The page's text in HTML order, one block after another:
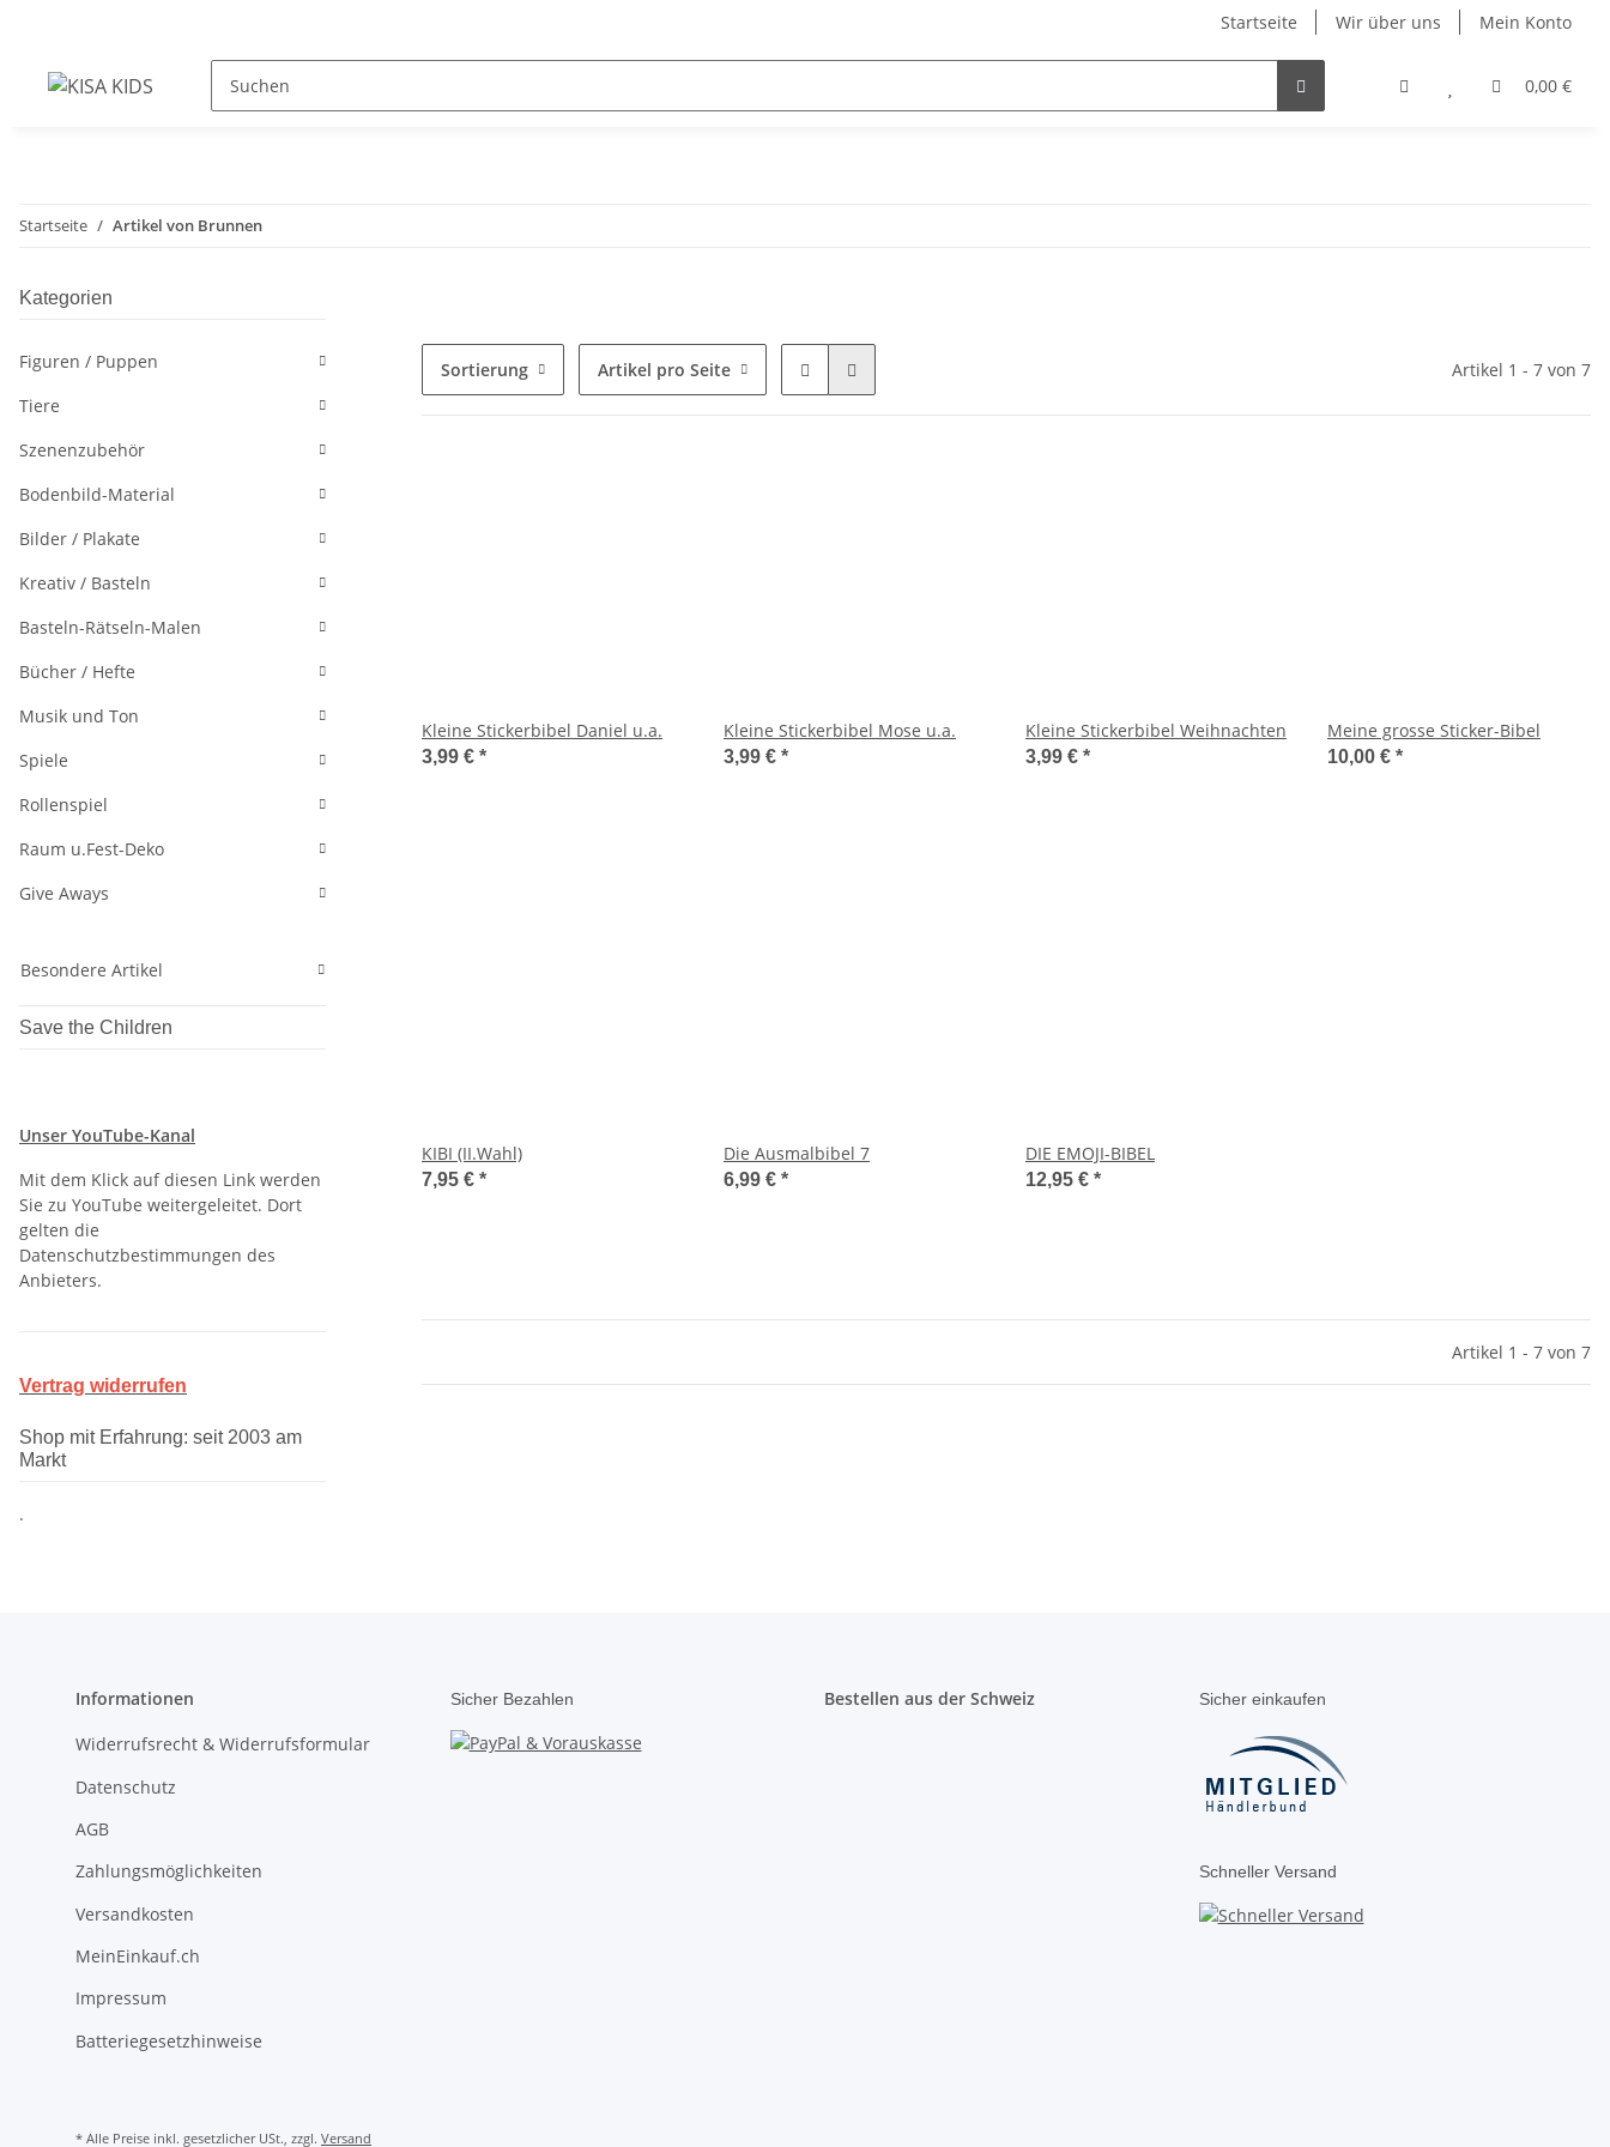
Startseite Wir über uns Mein Konto
0,00 €
Startseite Artikel von Brunnen
Sortierung Artikel pro Seite Artikel 1 - 7 von 7
Kleine Stickerbibel Daniel u.a.
3,99 € *
Kleine Stickerbibel Mose u.a.
3,99 € *
Kleine Stickerbibel Weihnachten
3,99 € *
Meine grosse Sticker-Bibel
10,00 € *
KIBI (II.Wahl)
7,95 € *
Die Ausmalbibel 7
6,99 € *
DIE EMOJI-BIBEL
12,95 € *
Artikel 1 - 7 von 7
Kategorien
Figuren / Puppen
Tiere
Szenenzubehör
Bodenbild-Material
Bilder / Plakate
Kreativ / Basteln
Basteln-Rätseln-Malen
Bücher / Hefte
Musik und Ton
Spiele
Rollenspiel
Raum u.Fest-Deko
Give Aways
Besondere Artikel
Save the Children
Unser YouTube-Kanal
Mit dem Klick auf diesen Link werden
Sie zu YouTube weitergeleitet. Dort
gelten die
Datenschutzbestimmungen des
Anbieters.
Vertrag widerrufen
Shop mit Erfahrung: seit 2003 am
Markt
.
Informationen
Widerrufsrecht & Widerrufsformular
Datenschutz
AGB
Zahlungsmöglichkeiten
Versandkosten
MeinEinkauf.ch
Impressum
Batteriegesetzhinweise
Sicher Bezahlen Bestellen aus der Schweiz Sicher einkaufen
Schneller Versand
* Alle Preise inkl. gesetzlicher USt., zzgl. Versand